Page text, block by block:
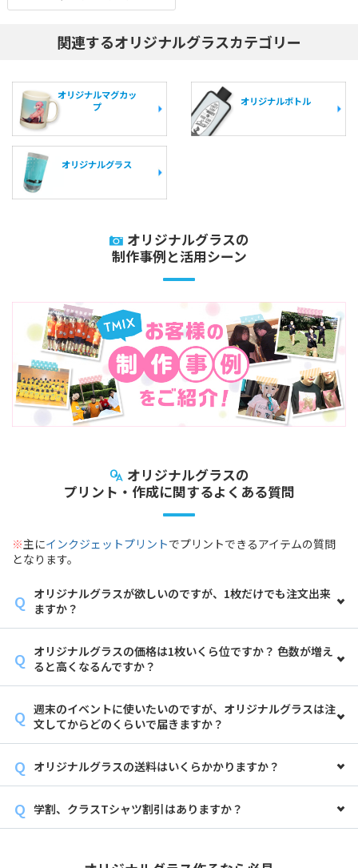
関連するオリジナルグラスカテゴリー
オリジナルマグカッ
プ
オリジナルボトル
オリジナルグラス
オリジナルグラスの
制作事例と活用シーン
オリジナルグラスの
プリント・作成に関するよくある質問
※主にインクジェットプリントでプリントできるアイテムの質問
となります。
オリジナルグラスが欲しいのですが、1枚だけでも注文出来
ますか？
オリジナルグラスの価格は1枚いくら位ですか？ 色数が増え
ると高くなるんですか？
週末のイベントに使いたいのですが、オリジナルグラスは注
文してからどのくらいで届きますか？
オリジナルグラスの送料はいくらかかりますか？
学割、クラスTシャツ割引はありますか？